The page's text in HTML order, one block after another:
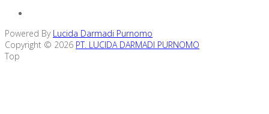
Powered By Lucida Darmadi Purnomo
Copyright © 2026 PT. LUCIDA DARMADI PURNOMO
Top